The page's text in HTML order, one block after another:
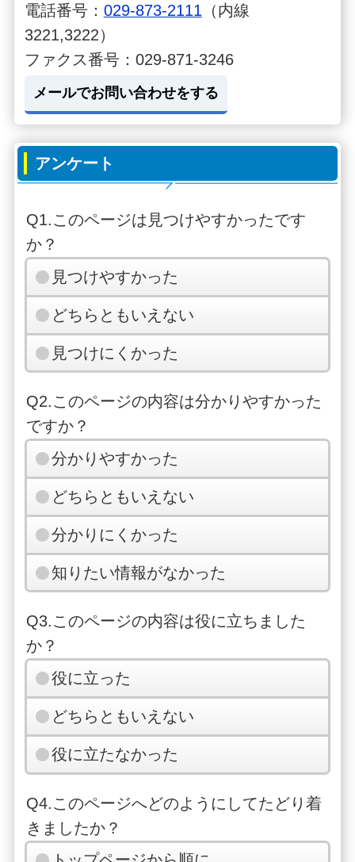
電話番号： 029-873-2111 （内線
3221,3222）
ファクス番号：029-871-3246
メールでお問い合わせをする
アンケート
Q1.このページは見つけやすかったです
か？
見つけやすかった
どちらともいえない
見つけにくかった
Q2.このページの内容は分かりやすかった
ですか？
分かりやすかった
どちらともいえない
分かりにくかった
知りたい情報がなかった
Q3.このページの内容は役に立ちました
か？
役に立った
どちらともいえない
役に立たなかった
Q4.このページへどのようにしてたどり着
きましたか？